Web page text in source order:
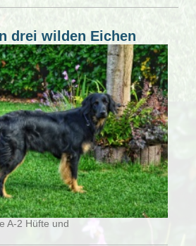
drei wilden Eichen
A-2 Hüfte und